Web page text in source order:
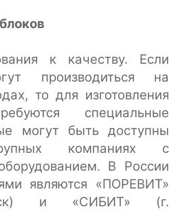
к качеству. Если
производиться на
то для изготовления
специальные
могут быть доступны
компаниях с
В России
являются «ПОРЕВИТ»
и «СИБИТ» (г.